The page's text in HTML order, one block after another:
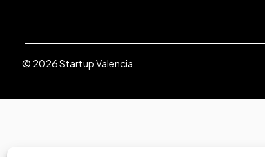
© 2026 Startup Valencia.